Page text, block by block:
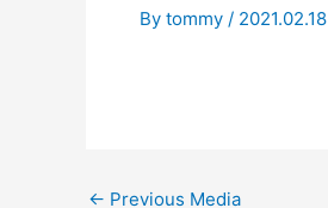
By tommy / 2021.02.18
← Previous Media